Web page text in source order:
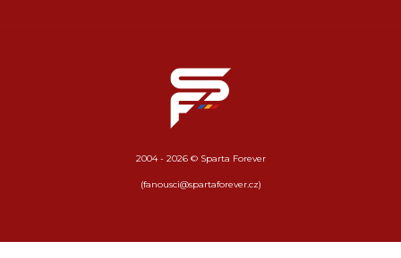
2004 - 2026 © Sparta Forever
(fanousci@spartaforever.cz)